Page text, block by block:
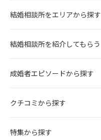
結婚相談所をエリアから探す
結婚相談所を紹介してもらう
成婚者エピソードから探す
クチコミから探す
特集から探す